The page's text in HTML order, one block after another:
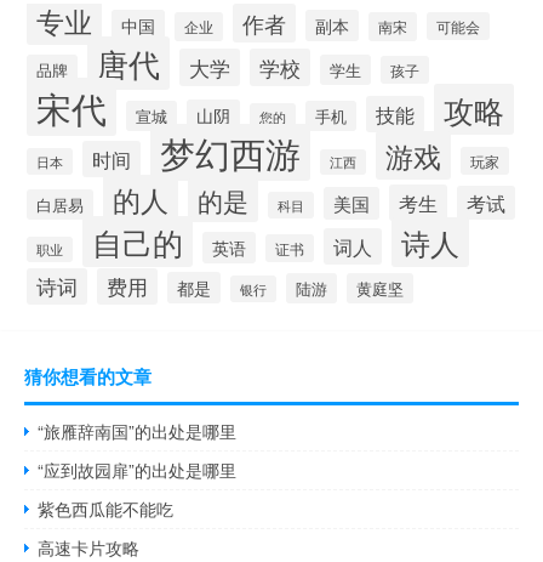
专业 中国 企业 作者 副本 南宋 可能会
品牌 唐代 大学 学校 学生 孩子
宋代 宣城 山阴 您的 手机 技能 攻略
日本 时间 梦幻西游 江西 游戏 玩家
白居易 的人 的是 科目 美国 考生 考试
职业 自己的 英语 证书 词人 诗人
诗词 费用 都是 银行 陆游 黄庭坚
猜你想看的文章
“旅雁辞南国”的出处是哪里
“应到故园扉”的出处是哪里
紫色西瓜能不能吃
高速卡片攻略